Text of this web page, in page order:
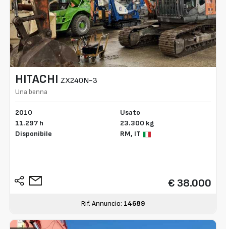
HITACHI ZX240N-3
Una benna
2010
11.297 h
Disponibile
Usato
23.300 kg
RM, IT
€ 38.000
Rif. Annuncio: 14689